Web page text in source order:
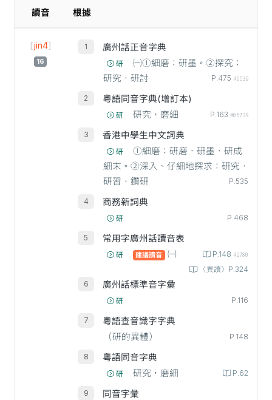
讀音 根據
[jin4]
16
廣州話正音字典
研
㈠①細磨：研墨。②探究：
研究．研討
P.475 #6539
粵語同音字典(增訂本)
研 研究，磨細 P.163 #05739
香港中學生中文詞典
研
①細磨：研磨．研墨．研成
細末。②深入、仔細地探求：研究．
研習．鑽研
P.535
商務新詞典
研 P.468
常用字廣州話讀音表
研 建議讀音 ㈠ P.148 #2780
〈異讀〉P.324
廣州話標準音字彙
研 P.116
粵語查音識字字典
（研的異體）
P.148
粵語同音字典
研 研究，磨細 P.62
同音字彙